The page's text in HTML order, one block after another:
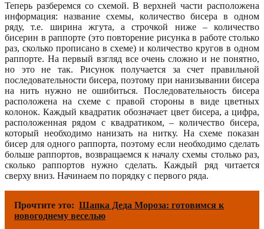
Теперь разберемся со схемой. В верхней части расположена
информация: название схемы, количество бисера в одном
ряду, т.е. ширина жгута, а строчкой ниже – количество
бисерин в раппорте (это повторение рисунка в работе столько
раз, сколько прописано в схеме) и количество кругов в одном
раппорте. На первый взгляд все очень сложно и не понятно,
но это не так. Рисунок получается за счет правильной
последовательности бисера, поэтому при нанизывании бисера
на нить нужно не ошибиться. Последовательность бисера
расположена на схеме с правой стороны в виде цветных
колонок. Каждый квадратик обозначает цвет бисера, а цифра,
расположенная рядом с квадратиком, – количество бисера,
который необходимо нанизать на нитку. На схеме показан
бисер для одного раппорта, поэтому если необходимо сделать
больше раппортов, возвращаемся к началу схемы столько раз,
сколько раппортов нужно сделать. Каждый ряд читается
сверху вниз. Начинаем по порядку с первого ряда.
Прочтите это: Шапка Деда Мороза: готовимся к
новогоднему веселью